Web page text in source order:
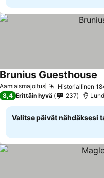
Aamiaismajoitus Historiallinen
Brunius Guesthouse
8,4 Erittäin hyvä 237
Valitse päivät nähdäksesi